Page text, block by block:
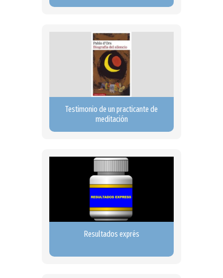
Testimonio de un practicante de
meditación
Resultados exprés